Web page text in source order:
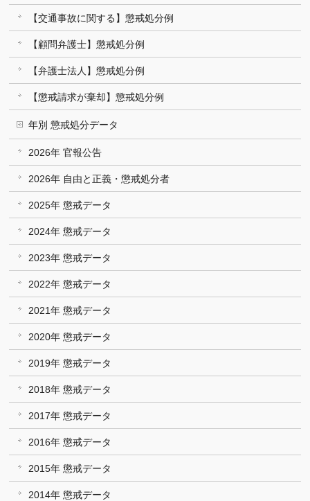
【交通事故に関する】懲戒処分例
【顧問弁護士】懲戒処分例
【弁護士法人】懲戒処分例
【懲戒請求が棄却】懲戒処分例
年別 懲戒処分データ
2026年 官報公告
2026年 自由と正義・懲戒処分者
2025年 懲戒データ
2024年 懲戒データ
2023年 懲戒データ
2022年 懲戒データ
2021年 懲戒データ
2020年 懲戒データ
2019年 懲戒データ
2018年 懲戒データ
2017年 懲戒データ
2016年 懲戒データ
2015年 懲戒データ
2014年 懲戒データ